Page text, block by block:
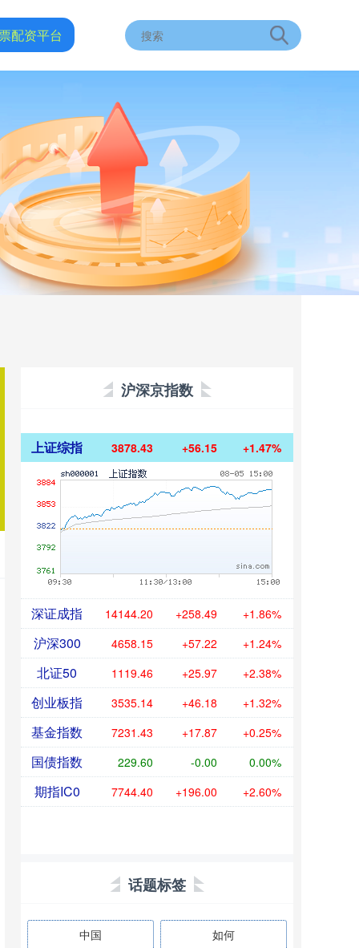
配资平台
沪深京指数
上证综指 3878.43 +56.15 +1.47%
深证成指 14144.20 +258.49 +1.86%
沪深300 4658.15 +57.22 +1.24%
北证50 1119.46 +25.97 +2.38%
创业板指 3535.14 +46.18 +1.32%
基金指数 7231.43 +17.87 +0.25%
国债指数 229.60 -0.00 0.00%
期指IC0 7744.40 +196.00 +2.60%
话题标签
中国 如何